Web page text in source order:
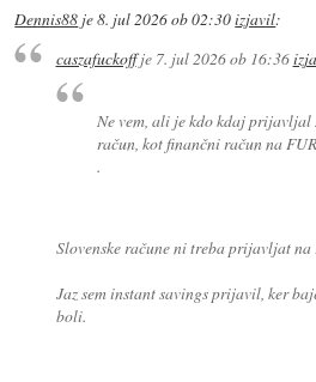
Dennis88 je8. jul 2026 ob 02:30izjavil:
caszafuckoffje 7. jul 2026 ob 16:36
Ne vem, ali je kdo kdaj
račun, kot finančni račun na
.
Slovenske račune ni treba prijavljat na
Jaz sem instant savings prijavil, ker
boli.